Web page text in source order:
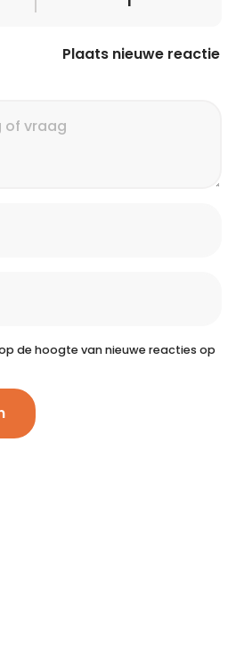
Plaats nieuwe reactie
de hoogte van nieuwe reacties op